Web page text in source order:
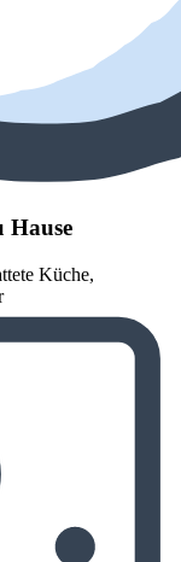
Hause
Küche,